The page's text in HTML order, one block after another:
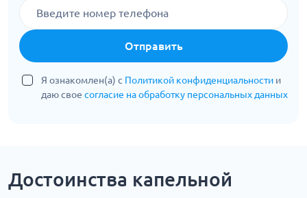
Отправить
Я ознакомлен(а) с Политикой конфиденциальности и
даю свое согласие на обработку персональных данных
Достоинства капельной